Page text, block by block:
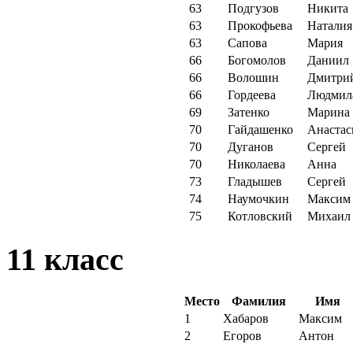
63
Подгузов
Никита
63
Прокофьева
Наталия
63
Сапова
Мария
66
Богомолов
Даниил
66
Волошин
66
Гордеева
69
Затенко
Марина
70
Гайдашенко
70
Дуганов
Сергей
70
Николаева
Анна
73
Гладышев
Сергей
74
Наумочкин
Максим
75
Котловский Михаил
11 класс
Место Фамилия
Имя
1
Хабаров
Максим
2
Егоров
Антон